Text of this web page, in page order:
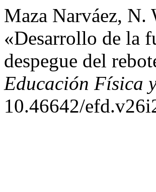
Maza Narváez, N.
«Desarrollo de la
despegue del
Educación Física
10.46642/